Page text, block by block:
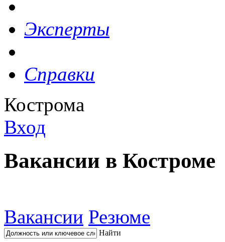
Эксперты
Справки
Кострома
Вход
Вакансии в Костроме
Вакансии Резюме
Найти